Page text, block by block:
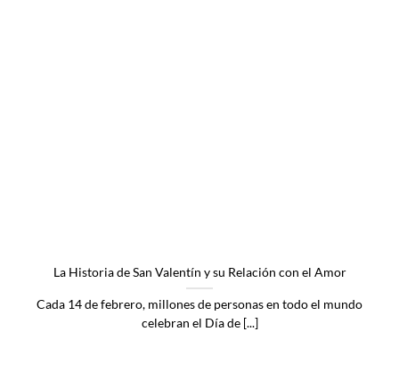
La Historia de San Valentín y su Relación con el Amor
Cada 14 de febrero, millones de personas en todo el mundo
celebran el Día de [...]